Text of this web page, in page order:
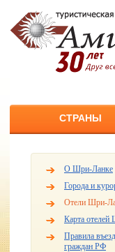
СТРАНЫ
О Шри-Ланке
Города и
Отели Шри-
Карта
Правила
граждан РФ